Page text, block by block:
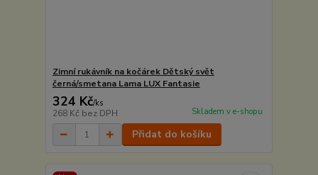
Zimní rukávník na kočárek Dětský svět
černá/smetana Lama LUX Fantasie
324 Kč/ks
268 Kč bez DPH Skladem v e-shopu
Přidat do košíku